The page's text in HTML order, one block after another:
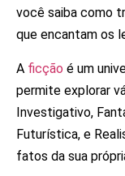
você saiba como
que encantam os
A ficção é um
permite explorar
Investigativo,
Futurística, e
fatos da sua